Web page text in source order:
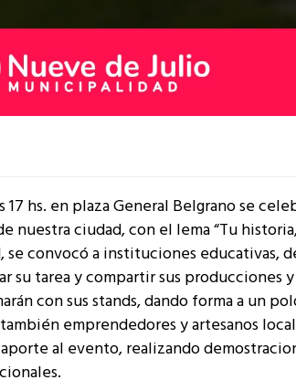
hs. en plaza General Belgrano se
nuestra ciudad, con el lema “Tu
convocó a instituciones educativas,
su tarea y compartir sus producciones
con sus stands, dando forma a un
emprendedores y artesanos
al evento, realizando